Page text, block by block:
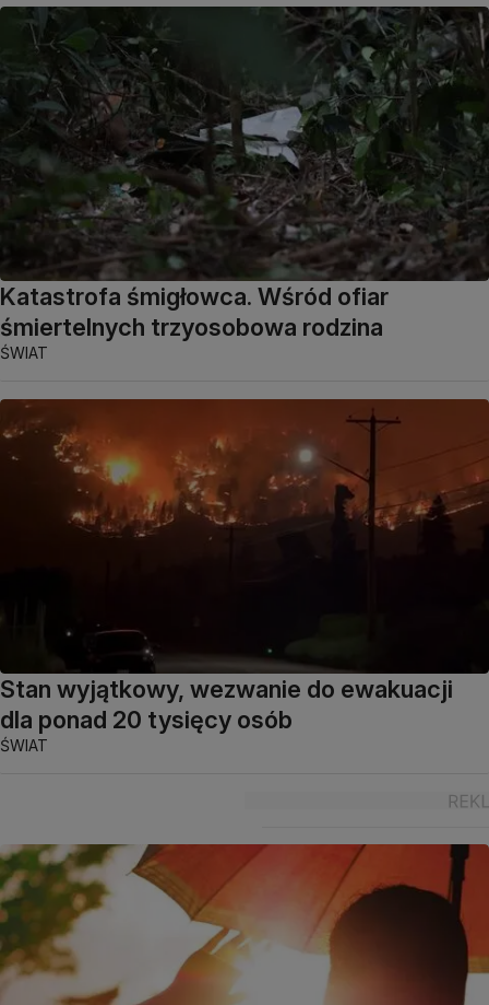
Katastrofa śmigłowca. Wśród ofiar
śmiertelnych trzyosobowa rodzina
ŚWIAT
Stan wyjątkowy, wezwanie do ewakuacji
dla ponad 20 tysięcy osób
ŚWIAT